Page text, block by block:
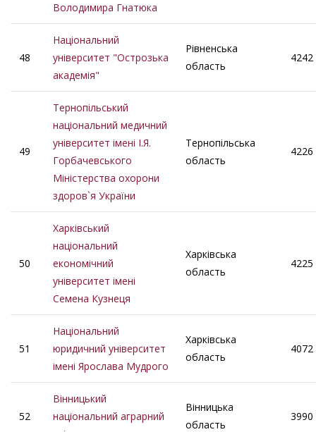
Володимира Гнатюка
48
Національний
університет "Острозька
академія"
Рівненська
область
4242
49
Тернопiльський
національний медичний
університет iменi I.Я.
Горбачевського
Міністерства охорони
здоров`я України
Тернопільська
область
4226
50
Харківський
національний
економічний
університет імені
Семена Кузнеця
Харківська
область
4225
51
Національний
юридичний університет
імені Ярослава Мудрого
Харківська
область
4072
52
Вінницький
національний аграрний
Вінницька
область
3990